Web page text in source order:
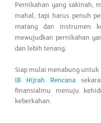
Pernikahan yang sakinah,
mahal, tapi harus penuh
matang dan instrumen
mewujudkan pernikahan
dan lebih tenang.
Siap mulai menabung
iB Hijrah Rencana
finansialmu menuju
keberkahan.